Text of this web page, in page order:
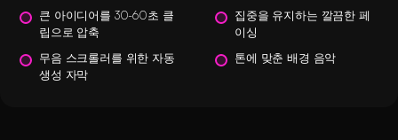
큰 아이디어를 30-60초 클
립으로 압축
무음 스크롤러를 위한 자동
생성 자막
집중을 유지하는 깔끔한 페
이싱
톤에 맞춘 배경 음악